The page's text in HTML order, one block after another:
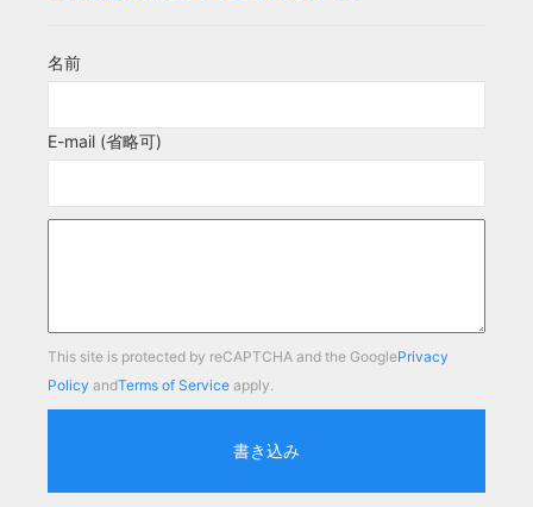
名前
E-mail (省略可)
This site is protected by reCAPTCHA and the GooglePrivacy
Policy andTerms of Service apply.
書き込み